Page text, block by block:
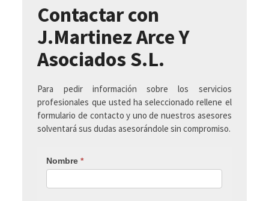
Contactar con
J.Martinez Arce Y
Asociados S.L.
Para pedir información sobre los servicios
profesionales que usted ha seleccionado rellene el
formulario de contacto y uno de nuestros asesores
solventará sus dudas asesorándole sin compromiso.
Nombre*